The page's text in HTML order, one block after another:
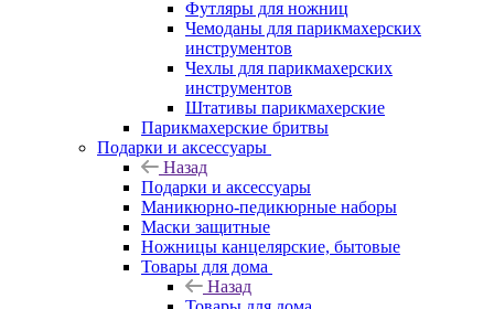
Футляры для ножниц
Чемоданы для парикмахерских
инструментов
Чехлы для парикмахерских
инструментов
Штативы парикмахерские
Парикмахерские бритвы
Подарки и аксессуары
Назад
Подарки и аксессуары
Маникюрно-педикюрные наборы
Маски защитные
Ножницы канцелярские, бытовые
Товары для дома
Назад